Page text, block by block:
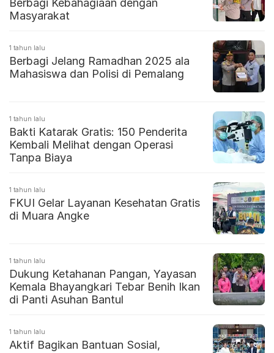
Berbagi Kebahagiaan dengan
Masyarakat
1 tahun lalu
Berbagi Jelang Ramadhan 2025 ala
Mahasiswa dan Polisi di Pemalang
1 tahun lalu
Bakti Katarak Gratis: 150 Penderita
Kembali Melihat dengan Operasi
Tanpa Biaya
1 tahun lalu
FKUI Gelar Layanan Kesehatan Gratis
di Muara Angke
1 tahun lalu
Dukung Ketahanan Pangan, Yayasan
Kemala Bhayangkari Tebar Benih Ikan
di Panti Asuhan Bantul
1 tahun lalu
Aktif Bagikan Bantuan Sosial,